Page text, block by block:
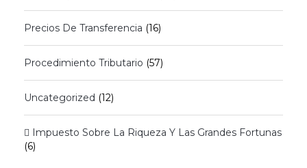
Precios De Transferencia (16)
Procedimiento Tributario (57)
Uncategorized (12)
 Impuesto Sobre La Riqueza Y Las Grandes Fortunas
(6)